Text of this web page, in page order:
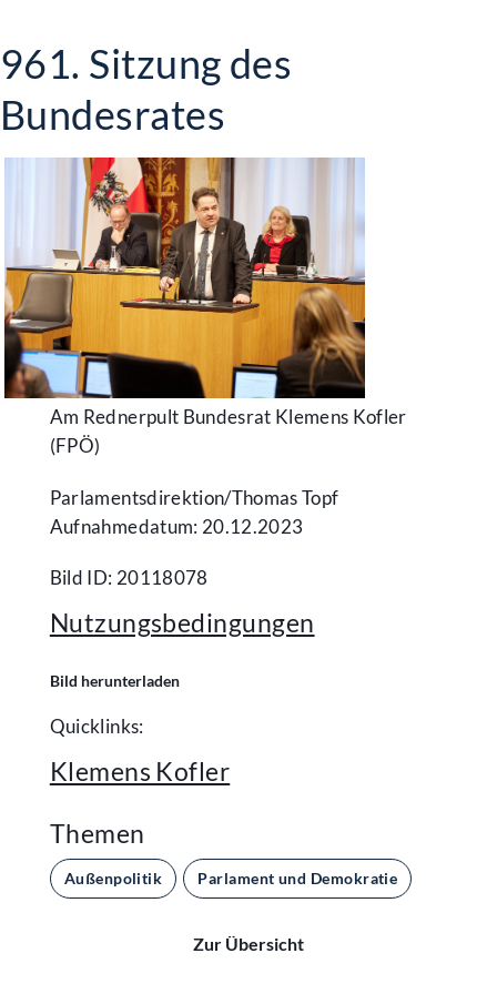
961. Sitzung des
Bundesrates
Am Rednerpult Bundesrat Klemens Kofler
(FPÖ)
Parlamentsdirektion/​Thomas Topf
Aufnahmedatum: 20.12.2023
Bild ID: 20118078
Nutzungsbedingungen
Bild herunterladen
Quicklinks:
Klemens Kofler
Themen
Außenpolitik Parlament und Demokratie
Zur Übersicht